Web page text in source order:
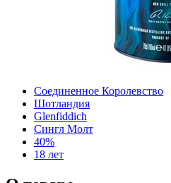
Соединенное Королевство
Шотландия
Glenfiddich
Сингл Молт
40%
18 лет